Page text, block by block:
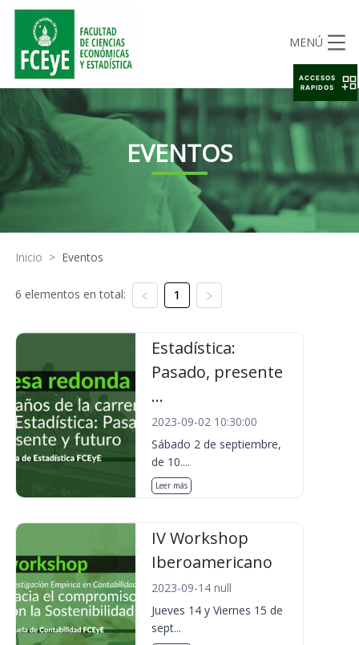
MENÚ
EVENTOS
Inicio > Eventos
6 elementos en total: 1
Estadística:
Pasado, presente
...
2023-09-02 10:30:00
Sábado 2 de septiembre,
de 10....
Leer más
IV Workshop
Iberoamericano
2023-09-14 null
Jueves 14 y Viernes 15 de
sept...
ACCESOS
RAPIDOS